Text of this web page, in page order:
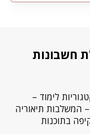
חשבונות
לימוד –
המשלבות תיאוריה
בתוכנות